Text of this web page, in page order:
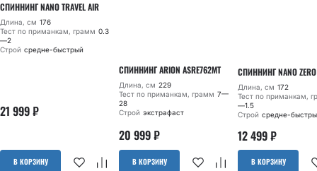
СПИННИНГ NANO TRAVEL AIR
Длина, см 176
Тест по приманкам, грамм 0.3
—2
Строй средне-быстрый
21 999₽
В КОРЗИНУ
СПИННИНГ ARION ASRE762MT
Длина, см 229
Тест по приманкам, грамм 7—
28
Строй экстрафаст
20 999₽
В КОРЗИНУ
СПИННИНГ NANO ZERO
Длина, см 172
Тест по приманкам,
—1.5
Строй средне-
12 499₽
В КОРЗИНУ